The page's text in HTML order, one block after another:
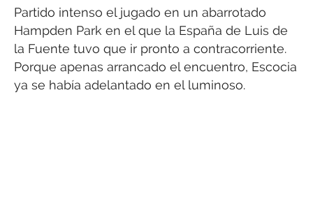
Partido intenso el jugado en un abarrotado
Hampden Park en el que la España de Luis de
la Fuente tuvo que ir pronto a contracorriente.
Porque apenas arrancado el encuentro, Escocia
ya se había adelantado en el luminoso.